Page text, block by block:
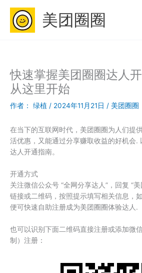
美团圈圈
快速掌握美团圈圈达人
从这里开始
作者： 绿植 / 2024年11月21日 / 美团圈圈
在当下的互联网时代，美团圈圈为人们提
活优惠，又能通过分享赚取收益的好机会.
达人开通指南。
开通方式
关注微信公众号 “全网分享达人”，回复 “
链接或二维码，按照提示填写相关信息，
便可快速自助注册成为美团圈圈体验达人.
也可以识别下面二维码直接注册或添加微
制）注册：